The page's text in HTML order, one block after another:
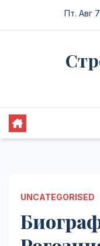
Пт. Авг
UNCATEGORISED